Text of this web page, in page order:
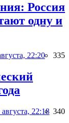
Россия
одну и
22:20 335
августа, 22:18 340